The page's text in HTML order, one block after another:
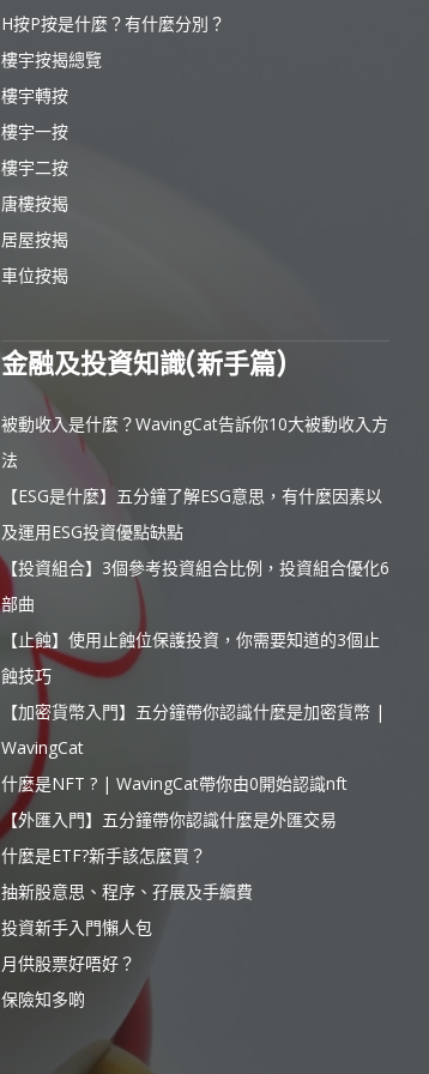
H按P按是什麼？有什麼分別？
樓宇按揭總覽
樓宇轉按
樓宇一按
樓宇二按
唐樓按揭
居屋按揭
車位按揭
金融及投資知識(新手篇)
被動收入是什麼？WavingCat告訴你10大被動收入方
法
【ESG是什麼】五分鐘了解ESG意思，有什麼因素以
及運用ESG投資優點缺點
【投資組合】3個參考投資組合比例，投資組合優化6
部曲
【止蝕】使用止蝕位保護投資，你需要知道的3個止
蝕技巧
【加密貨幣入門】五分鐘帶你認識什麼是加密貨幣 |
WavingCat
什麼是NFT ? | WavingCat帶你由0開始認識nft
【外匯入門】五分鐘帶你認識什麼是外匯交易
什麼是ETF?新手該怎麼買？
抽新股意思、程序、孖展及手續費
投資新手入門懶人包
月供股票好唔好？
保險知多啲